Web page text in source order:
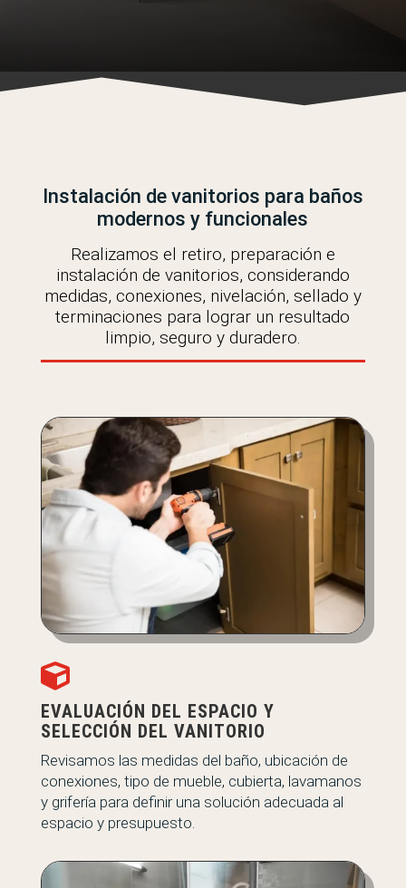
Instalación de vanitorios para baños
modernos y funcionales
Realizamos el retiro, preparación e
instalación de vanitorios, considerando
medidas, conexiones, nivelación, sellado y
terminaciones para lograr un resultado
limpio, seguro y duradero.

EVALUACIÓN DEL ESPACIO Y
SELECCIÓN DEL VANITORIO
Revisamos las medidas del baño, ubicación de
conexiones, tipo de mueble, cubierta, lavamanos
y grifería para definir una solución adecuada al
espacio y presupuesto.